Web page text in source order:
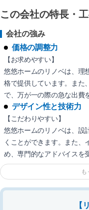
この会社の特長・
会社の強み
価格の調整力
【お求めやすい】
悠悠ホームのリノベは、理
格で提供しています。また
で、万が一の際の急な出費
デザイン性と技術力
【こだわりやすい】
悠悠ホームのリノベは、設
くことができます。また、
め、専門的なアドバイスを
【